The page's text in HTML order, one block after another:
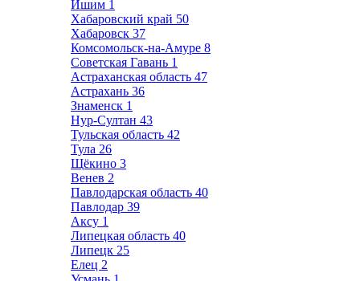
Ишим 1
Хабаровский край 50
Хабаровск 37
Комсомольск-на-Амуре 8
Советская Гавань 1
Астраханская область 47
Астрахань 36
Знаменск 1
Нур-Султан 43
Тульская область 42
Тула 26
Щёкино 3
Венев 2
Павлодарская область 40
Павлодар 39
Аксу 1
Липецкая область 40
Липецк 25
Елец 2